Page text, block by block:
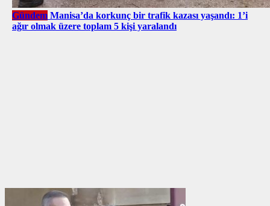
Gündem Manisa’da korkunç bir trafik kazası yaşandı: 1’i
ağır olmak üzere toplam 5 kişi yaralandı